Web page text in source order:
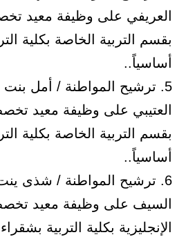
العريفي على وظيفة معيد
بقسم التربية الخاصة بكلية
أساسياً..
5. ترشيح المواطنة / أمل
العتيبي على وظيفة معيد
بقسم التربية الخاصة بكلية
أساسياً..
6. ترشيح المواطنة / شذى
السيف على وظيفة معيد
الإنجليزية بكلية التربية